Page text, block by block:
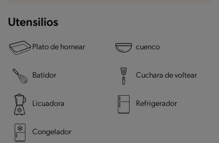
Utensilios
Plato de hornear cuenco
Batidor Cuchara de voltear
Licuadora Refrigerador
Congelador